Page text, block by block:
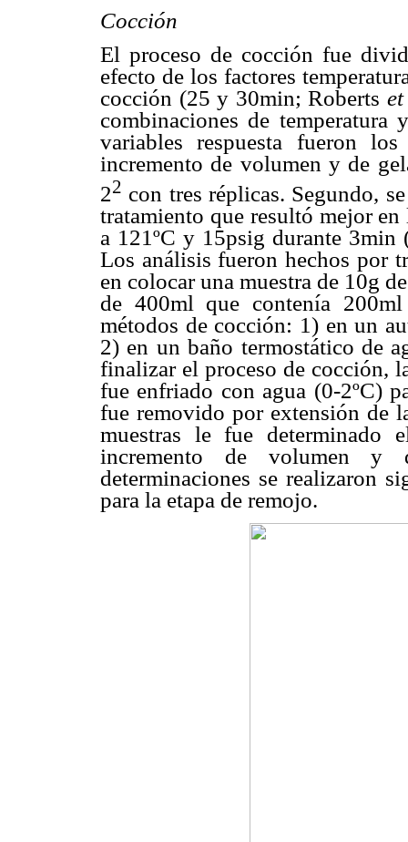
Cocción
El proceso de cocción fue
efecto de los factores
cocción (25 y 30min; Roberts
combinaciones de
variables respuesta fueron
incremento de volumen y de
22 con tres réplicas. Segundo,
tratamiento que resultó mejor
a 121ºC y 15psig durante 3min
Los análisis fueron hechos por
en colocar una muestra de 10g
de 400ml que contenía
métodos de cocción: 1) en un
2) en un baño termostático de
finalizar el proceso de cocción,
fue enfriado con agua (0-2ºC)
fue removido por extensión de
muestras le fue determinado
incremento de volumen y
determinaciones se realizaron
para la etapa de remojo.